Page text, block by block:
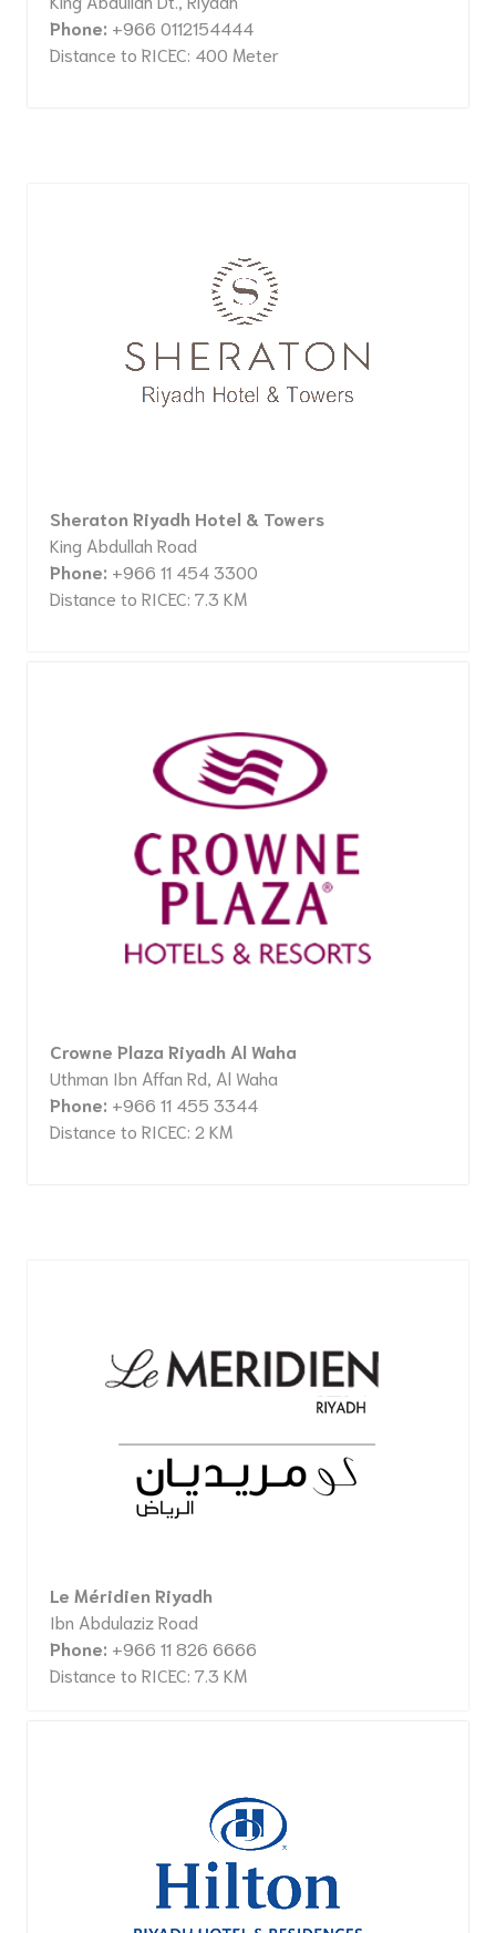
Phone: +966 0112154444
Distance to RICEC: 400 Meter
Sheraton Riyadh Hotel & Towers
King Abdullah Road
Phone: +966 11 454 3300
Distance to RICEC: 7.3 KM
Crowne Plaza Riyadh Al Waha
Uthman Ibn Affan Rd, Al Waha
Phone: +966 11 455 3344
Distance to RICEC: 2 KM
Le Méridien Riyadh
Ibn Abdulaziz Road
Phone: +966 11 826 6666
Distance to RICEC: 7.3 KM